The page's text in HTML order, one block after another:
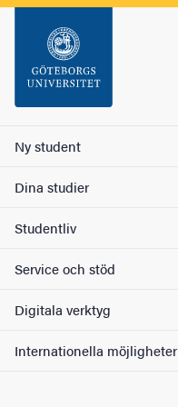
Sök
Ny student
Dina studier
Studentliv
Service och stöd
Digitala verktyg
Internationella möjligheter